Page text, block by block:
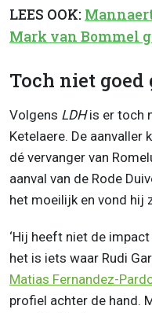
LEES OOK:
Mark van Bommel
Toch niet goed
Volgens LDHis er toch
Ketelaere. De aanvaller
dé vervanger van
aanval van de Rode
het moeilijk en vond hij
‘Hij heeft niet de
het is iets waar Rudi
Matias Fernandez-
profiel achter de hand.